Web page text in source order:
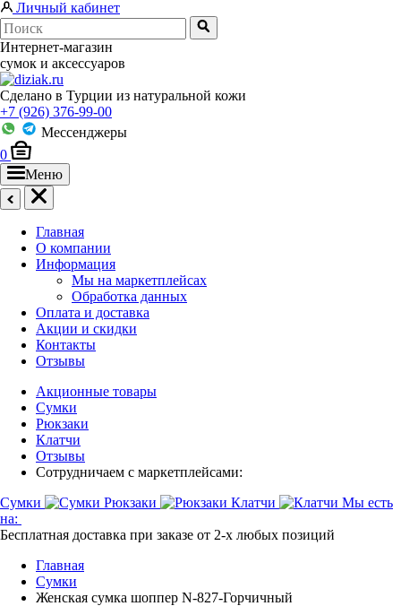
Личный кабинет
Интернет-магазин
сумок и аксессуаров
Сделано в Турции из натуральной кожи
+7 (926) 376-99-00
Мессенджеры
0
Меню
Главная
О компании
Информация
Мы на маркетплейсах
Обработка данных
Оплата и доставка
Акции и скидки
Контакты
Отзывы
Акционные товары
Сумки
Рюкзаки
Клатчи
Отзывы
Сотрудничаем с маркетплейсами:
Сумки
Рюкзаки Клатчи
Мы есть
на:
Бесплатная доставка при заказе от 2-х любых позиций
Главная
Сумки
Женская сумка шоппер N-827-Горчичный